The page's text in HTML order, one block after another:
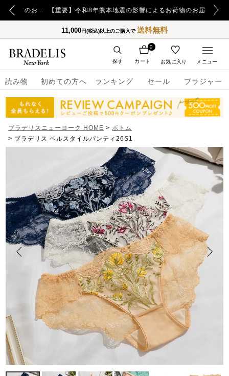
【重要】日本郵便の障害による配送への影響についてのお詫び 【重要】令和8年熊本地震の影響によるお荷物のお届け遅延について
11,000円(税込)以上のご購入で送料無料
読み物 初めての方へ ランキング セール ブラジャー
カート
0
お気に入り
探す メニュー
ブラデリスニューヨーク HOME
ボトム
ブラデリス ベルスタイルパンティ26S1